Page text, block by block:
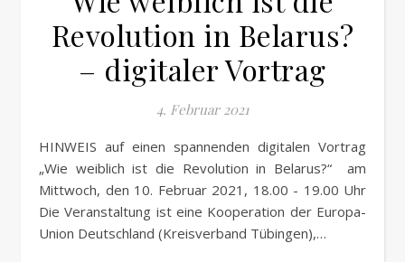
Revolution in Belarus?
– digitaler Vortrag
4. Februar 2021
HINWEIS auf einen spannenden digitalen Vortrag
„Wie weiblich ist die Revolution in Belarus?“ am
Mittwoch, den 10. Februar 2021, 18.00 - 19.00 Uhr
Die Veranstaltung ist eine Kooperation der Europa-
Union Deutschland (Kreisverband Tübingen),…